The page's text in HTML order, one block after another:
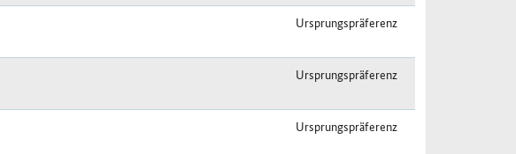
Ursprungspräferenz
Ursprungspräferenz
Ursprungspräferenz